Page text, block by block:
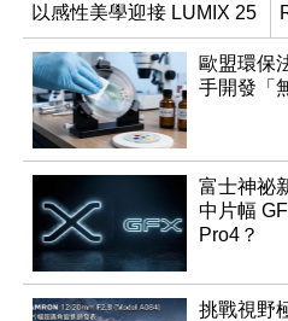
以感性美學迎接 LUMIX 25
週年
歐盟環保
手開發「
富士神祕
中片幅
Pro4？
挑戰視野